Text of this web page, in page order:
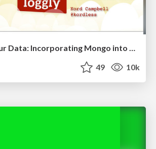
Visualizing Your Data: Incorporating Mongo into Loggly Infrastructure
49 10k